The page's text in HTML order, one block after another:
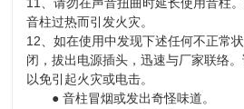
音柱过热而引发火灾。
12、如在使用中发现下述任何不正常
闭，拔出电源插头，迅速与厂家联络
以免引起火灾或电击。
●音柱冒烟或发出奇怪味道。